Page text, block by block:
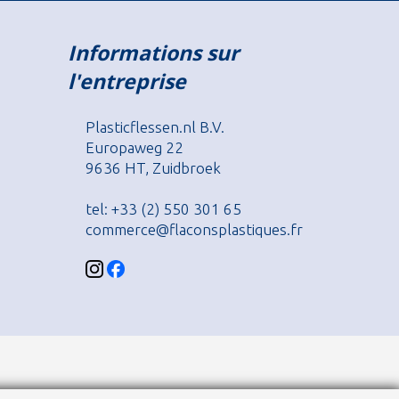
Informations sur
l'entreprise
Plasticflessen.nl B.V.
Europaweg 22
9636 HT, Zuidbroek
tel: +33 (2) 550 301 65
commerce@flaconsplastiques.fr